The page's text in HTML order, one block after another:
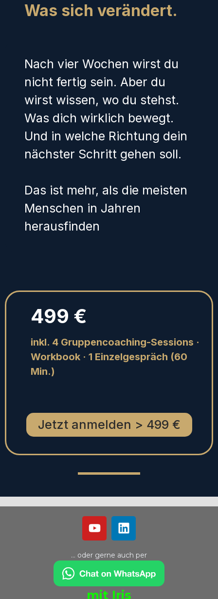
Was sich verändert.
Nach vier Wochen wirst du
nicht fertig sein. Aber du
wirst wissen, wo du stehst.
Was dich wirklich bewegt.
Und in welche Richtung dein
nächster Schritt gehen soll.
Das ist mehr, als die meisten
Menschen in Jahren
herausfinden
499 €
inkl. 4 Gruppencoaching-Sessions ·
Workbook · 1 Einzelgespräch (60
Min.)
Jetzt anmelden > 499 €
… oder gerne auch per
mit Iris